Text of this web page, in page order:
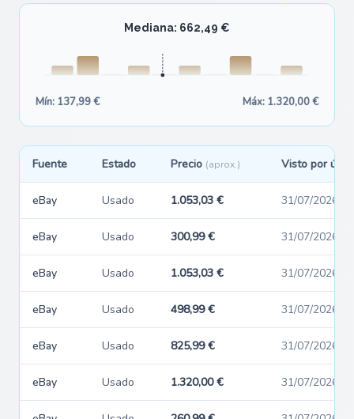
Mediana: 662,49 €
Mín: 137,99 € Máx: 1.320,00 €
Fuente Estado Precio (aprox.) Visto por
eBay Usado 1.053,03 € 31/07/2026
eBay Usado 300,99 € 31/07/2026
eBay Usado 1.053,03 € 31/07/2026
eBay Usado 498,99 € 31/07/2026
eBay Usado 825,99 € 31/07/2026
eBay Usado 1.320,00 € 31/07/2026